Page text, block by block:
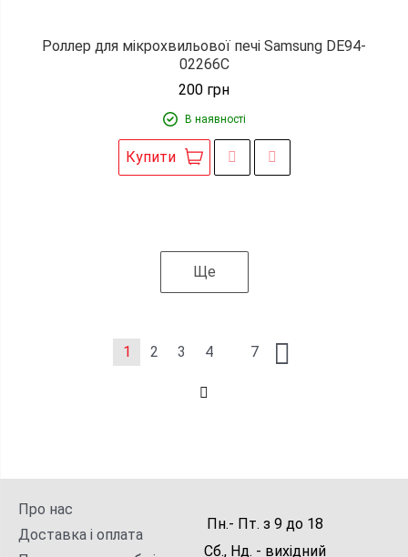
Роллер для мікрохвильової печі Samsung DE94-
02266C
200 грн
В наявності
Купити
Ще
1 2 3 4 7
Про нас
Доставка і оплата
Пн.- Пт. з 9 до 18
Сб., Нд. - вихідний